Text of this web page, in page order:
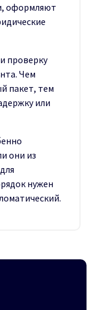
оформляют
проверку
Чем
пакет, тем
или
они из
нужен